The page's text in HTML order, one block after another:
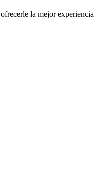
la mejor